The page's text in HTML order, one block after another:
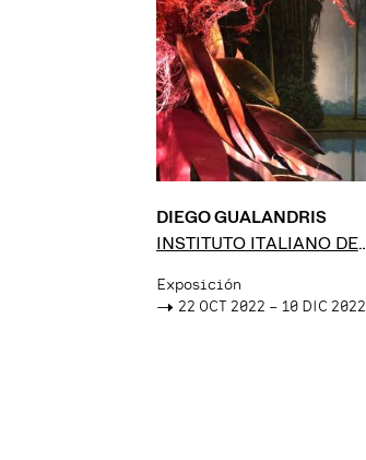
DIEGO GUALANDRIS
INSTITUTO ITALIANO DE
Exposición
-> 22 OCT 2022 – 10 DIC 2022